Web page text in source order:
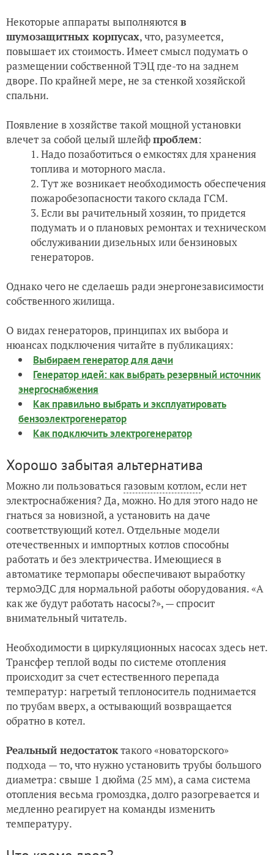
Некоторые аппараты выполняютсяв
шумозащитных корпусах, что, разумеется,
повышает их стоимость. Имеет смысл подумать о
размещении собственной ТЭЦ где-то на заднем
дворе. По крайней мере, не за стенкой хозяйской
спальни.
Появление в хозяйстве такой мощной установки
влечет за собой целый шлейфпроблем:
Надо позаботиться о емкостях для хранения
топлива и моторного масла.
Тут же возникает необходимость обеспечения
пожаробезопасности такого склада ГСМ.
Если вы рачительный хозяин, то придется
подумать и о плановых ремонтах и техническом
обслуживании дизельных или бензиновых
генераторов.
Однако чего не сделаешь ради энергонезависимости
собственного жилища.
О видах генераторов, принципах их выбора и
нюансах подключения читайте в публикациях:
Выбираем генератор для дачи
Генератор идей: как выбрать резервный источник
энергоснабжения
Как правильно выбрать и эксплуатировать
бензоэлектрогенератор
Как подключить электрогенератор
Хорошо забытая альтернатива
Можно ли пользоватьсягазовым котлом, если нет
электроснабжения? Да, можно. Но для этого надо не
гнаться за новизной, а установить на даче
соответствующий котел. Отдельные модели
отечественных и импортных котлов способны
работать и без электричества. Имеющиеся в
автоматике термопары обеспечивают выработку
термоЭДС для нормальной работы оборудования. «А
как же будут работать насосы?», — спросит
внимательный читатель.
Необходимости в циркуляционных насосах здесь нет.
Трансфер теплой воды по системе отопления
происходит за счет естественного перепада
температур: нагретый теплоноситель поднимается
по трубам вверх, а остывающий возвращается
обратно в котел.
Реальный недостатоктакого «новаторского»
подхода — то, что нужно установить трубы большого
диаметра: свыше 1 дюйма (25 мм), а сама система
отопления весьма громоздка, долго разогревается и
медленно реагирует на команды изменить
температуру.